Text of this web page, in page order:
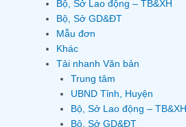
Bộ, Sở Lao động – TB&XH
Bộ, Sở GD&ĐT
Mẫu đơn
Khác
Tải nhanh Văn bản
Trung tâm
UBND Tỉnh, Huyện
Bộ, Sở Lao động – TB&XH
Bộ, Sở GD&ĐT